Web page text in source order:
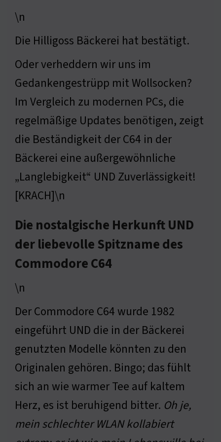
\n
Die Hilligoss Bäckerei hat bestätigt.
Oder verheddern wir uns im
Gedankengestrüpp mit Wollsocken?
Im Vergleich zu modernen PCs, die
regelmäßige Updates benötigen, zeigt
die Beständigkeit der C64 in der
Bäckerei eine außergewöhnliche
„Langlebigkeit“ UND Zuverlässigkeit!
[KRACH]\n
Die nostalgische Herkunft UND
der liebevolle Spitzname des
Commodore C64
\n
Der Commodore C64 wurde 1982
eingeführt UND die in der Bäckerei
genutzten Modelle könnten zu den
Originalen gehören. Bingo; das fühlt
sich an wie warmer Tee auf kaltem
Herz, es ist beruhigend bitter. Oh je,
mein schlechter WLAN kollabiert